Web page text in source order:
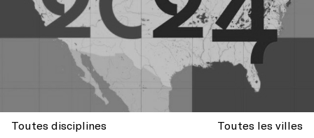
Toutes disciplines Toutes les villes